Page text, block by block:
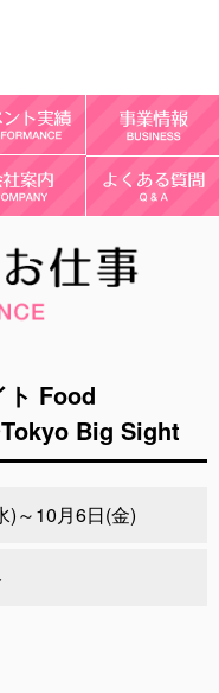
ト Food
Big Sight
)～10月6日(金)